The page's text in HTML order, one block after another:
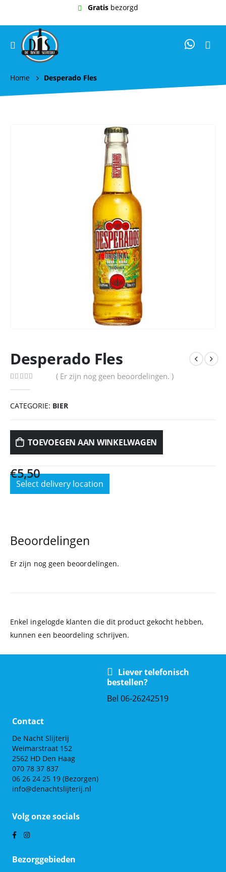
Gratis bezorgd
Home Desperado Fles
Desperado Fles
( Er zijn nog geen beoordelingen. )
€5,50
CATEGORIE: BIER
TOEVOEGEN AAN WINKELWAGEN
Select delivery location
Beoordelingen
Er zijn nog geen beoordelingen.
Enkel ingelogde klanten die dit product gekocht hebben,
kunnen een beoordeling schrijven.
Liever telefonisch
bestellen?
Bel 06-26242519
Contact
De Nacht Slijterij
Weimarstraat 152
2562 HD Den Haag
070 78 37 837
06 26 24 25 19 (Bezorgen)
info@denachtslijterij.nl
Volg onze socials
Bezorggebieden